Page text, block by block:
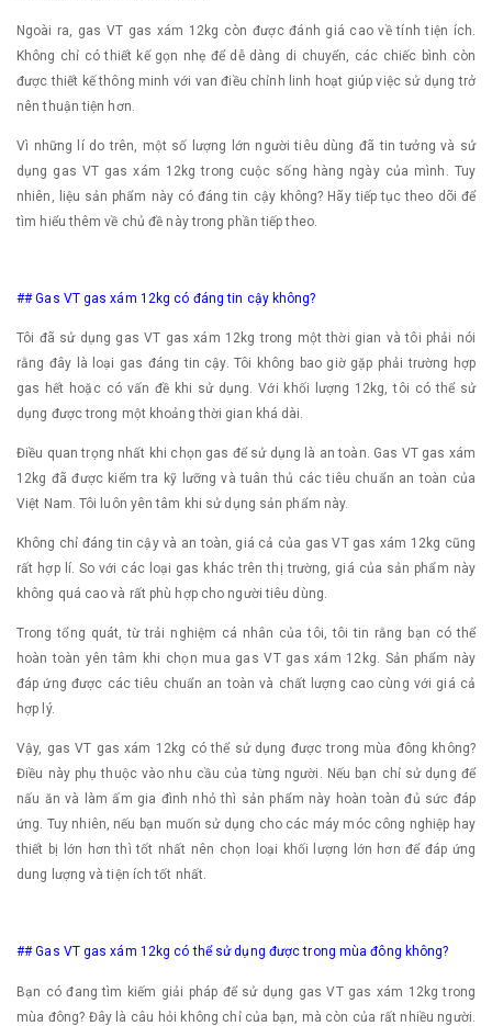
Ngoài ra, gas VT gas xám 12kg còn được đánh giá cao về tính tiện ích.
Không chỉ có thiết kế gọn nhẹ để dễ dàng di chuyển, các chiếc bình còn
được thiết kế thông minh với van điều chỉnh linh hoạt giúp việc sử dụng trở
nên thuận tiện hơn.
Vì những lí do trên, một số lượng lớn người tiêu dùng đã tin tưởng và sử
dụng gas VT gas xám 12kg trong cuộc sống hàng ngày của mình. Tuy
nhiên, liệu sản phẩm này có đáng tin cậy không? Hãy tiếp tục theo dõi để
tìm hiểu thêm về chủ đề này trong phần tiếp theo.
## Gas VT gas xám 12kg có đáng tin cậy không?
Tôi đã sử dụng gas VT gas xám 12kg trong một thời gian và tôi phải nói
rằng đây là loại gas đáng tin cậy. Tôi không bao giờ gặp phải trường hợp
gas hết hoặc có vấn đề khi sử dụng. Với khối lượng 12kg, tôi có thể sử
dụng được trong một khoảng thời gian khá dài.
Điều quan trọng nhất khi chọn gas để sử dụng là an toàn. Gas VT gas xám
12kg đã được kiểm tra kỹ lưỡng và tuân thủ các tiêu chuẩn an toàn của
Việt Nam. Tôi luôn yên tâm khi sử dụng sản phẩm này.
Không chỉ đáng tin cậy và an toàn, giá cả của gas VT gas xám 12kg cũng
rất hợp lí. So với các loại gas khác trên thị trường, giá của sản phẩm này
không quá cao và rất phù hợp cho người tiêu dùng.
Trong tổng quát, từ trải nghiệm cá nhân của tôi, tôi tin rằng bạn có thể
hoàn toàn yên tâm khi chọn mua gas VT gas xám 12kg. Sản phẩm này
đáp ứng được các tiêu chuẩn an toàn và chất lượng cao cùng với giá cả
hợp lý.
Vậy, gas VT gas xám 12kg có thể sử dụng được trong mùa đông không?
Điều này phụ thuộc vào nhu cầu của từng người. Nếu bạn chỉ sử dụng để
nấu ăn và làm ấm gia đình nhỏ thì sản phẩm này hoàn toàn đủ sức đáp
ứng. Tuy nhiên, nếu bạn muốn sử dụng cho các máy móc công nghiệp hay
thiết bị lớn hơn thì tốt nhất nên chọn loại khối lượng lớn hơn để đáp ứng
dung lượng và tiện ích tốt nhất.
## Gas VT gas xám 12kg có thể sử dụng được trong mùa đông không?
Bạn có đang tìm kiếm giải pháp để sử dụng gas VT gas xám 12kg trong
mùa đông? Đây là câu hỏi không chỉ của bạn, mà còn của rất nhiều người.